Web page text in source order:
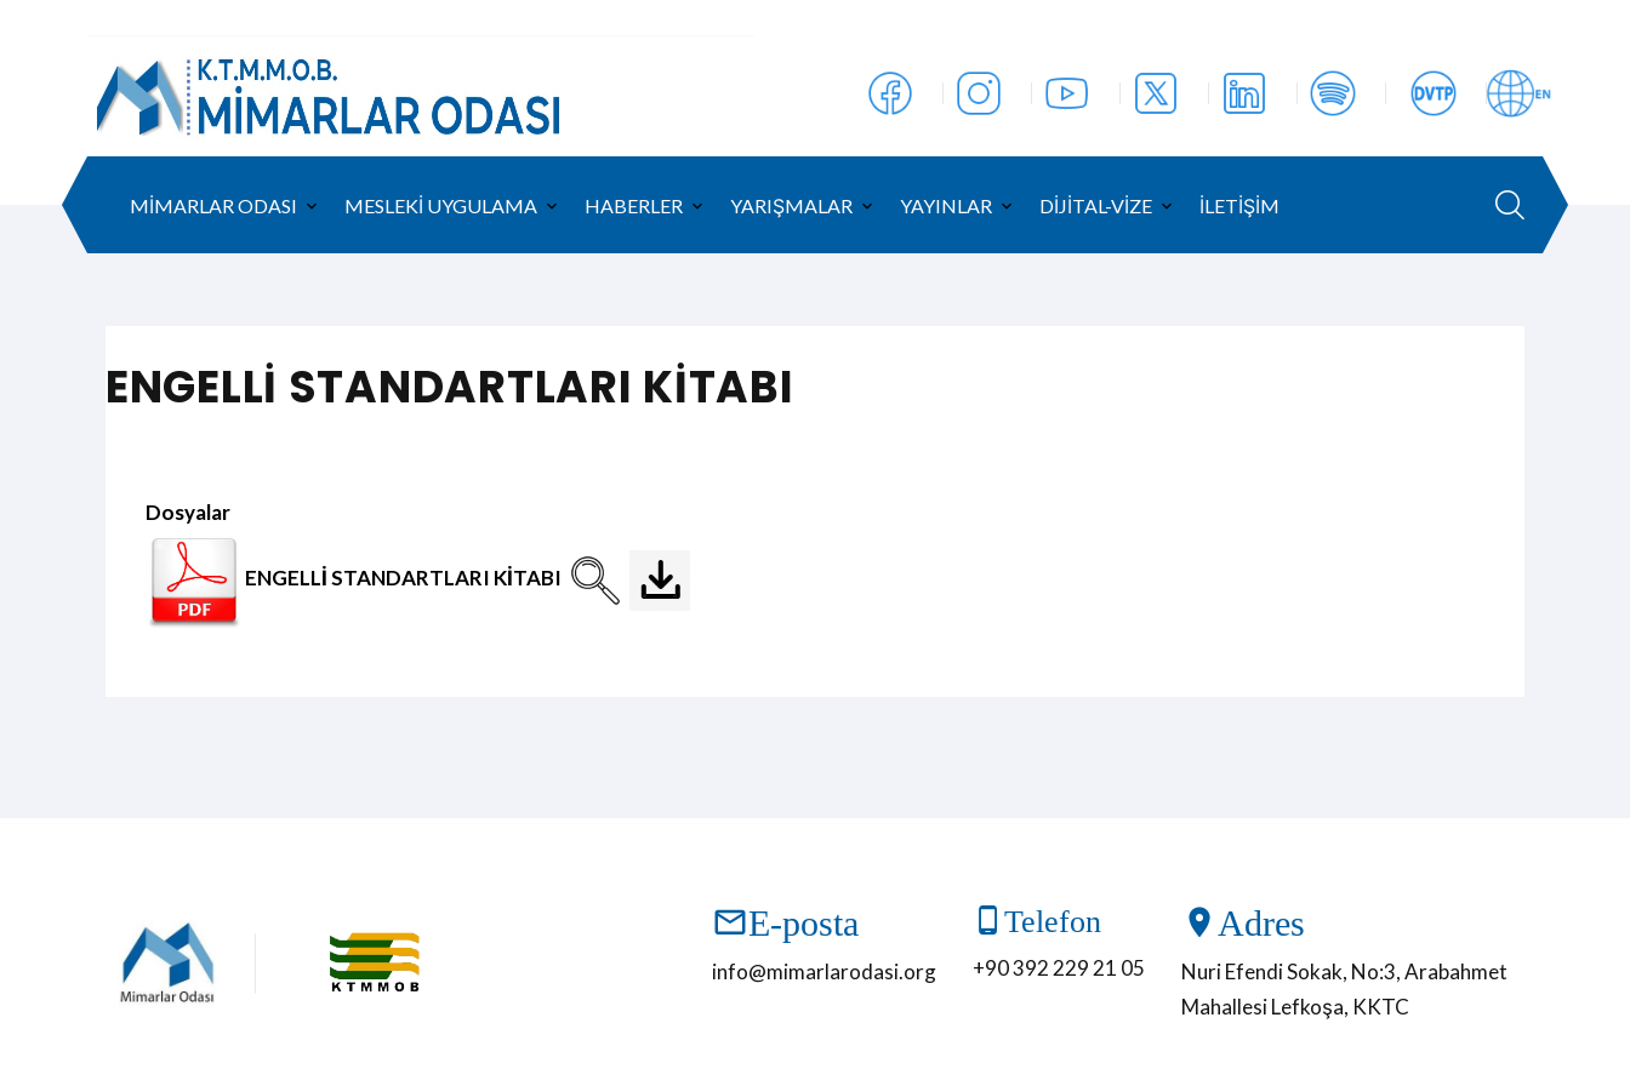
MİMARLAR ODASI MESLEKİ UYGULAMA HABERLER YARIŞMALAR YAYINLAR DİJİTAL-VİZE İLETİŞİM
ENGELLİ STANDARTLARI KİTABI
Dosyalar
ENGELLİ STANDARTLARI KİTABI
E-posta
info@mimarlarodasi.org
Telefon
+90 392 229 21 05
Adres
Nuri Efendi Sokak, No:3, Arabahmet
Mahallesi Lefkoşa, KKTC